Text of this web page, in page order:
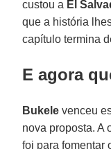
custou a El
que a história
capítulo termina
E agora
Bukele venceu
nova proposta. A
foi para fomentar